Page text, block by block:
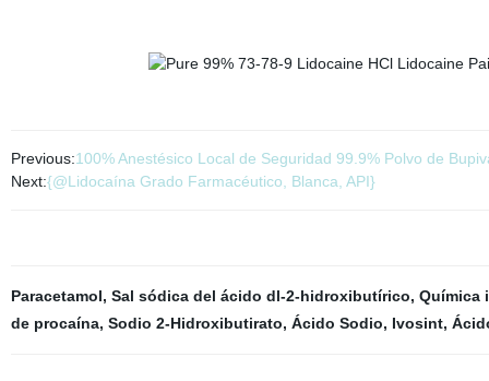
Previous:100% Anestésico Local de Seguridad 99.9% Polvo de
Next:{@Lidocaína Grado Farmacéutico, Blanca, API}
Paracetamol, Sal sódica del ácido dl-2-hidroxibutírico, Química
de procaína, Sodio 2-Hidroxibutirato, Ácido Sodio, Ivosint,